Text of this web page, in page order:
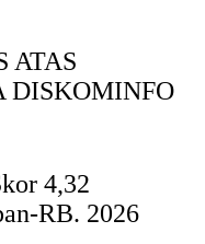
ATAS
DISKOMINFO
4,32
RB. 2026